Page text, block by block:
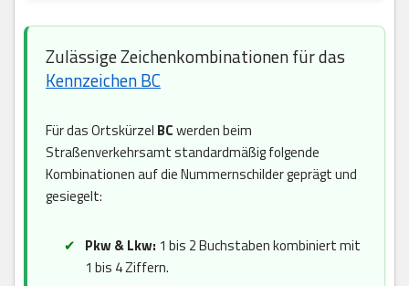
Zulässige Zeichenkombinationen für das
Kennzeichen BC
Für das Ortskürzel BCwerden beim
Straßenverkehrsamt standardmäßig folgende
Kombinationen auf die Nummernschilder geprägt und
gesiegelt:
Pkw & Lkw: 1 bis 2 Buchstaben kombiniert mit
1 bis 4 Ziffern.